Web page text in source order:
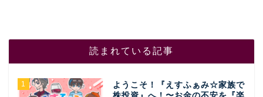
読まれている記事
1
ようこそ！『えすふぁみ☆家族で